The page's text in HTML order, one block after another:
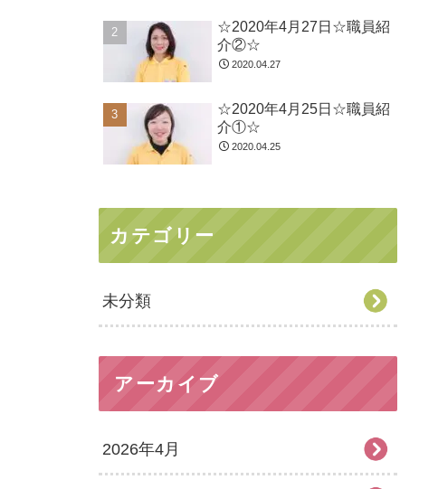
☆2020年4月27日☆職員紹
介②☆
2020.04.27
☆2020年4月25日☆職員紹
介①☆
2020.04.25
カテゴリー
未分類
アーカイブ
2026年4月